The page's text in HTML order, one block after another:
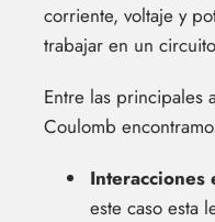
corriente, voltaje y
trabajar en un
Entre las principales
Coulomb
Interacciones
este caso esta